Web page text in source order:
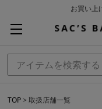
お買い上
当日～翌営業日を目
TOP 取扱店舗一覧